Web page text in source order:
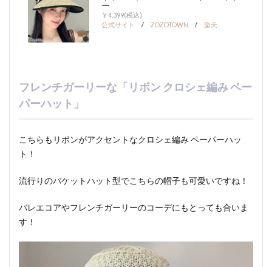
ー
￥4,399(税込)
公式サイト
/ ZOZOTOWN / 楽天
フレンチガーリーな「リボン クロシェ編み ペー
パーハット」
こちらもリボンがアクセントなクロシェ編み ペーパーハッ
ト！
流行りのバケットハット型でこちらの帽子も可愛いですね！
バレエコアやフレンチガーリーのコーデにもとっても合いま
す！